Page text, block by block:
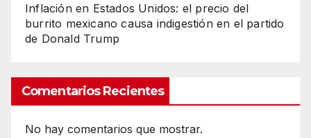
Inflación en Estados Unidos: el precio del
burrito mexicano causa indigestión en el partido
de Donald Trump
Comentarios Recientes
No hay comentarios que mostrar.